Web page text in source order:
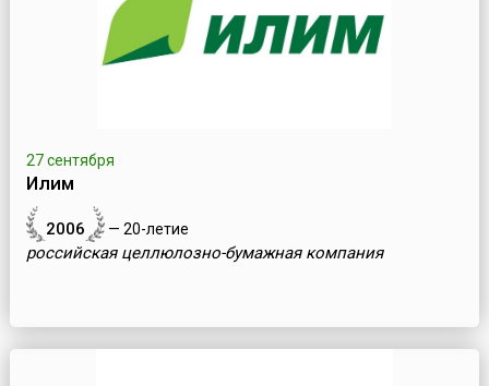
27 сентября
Илим
2006 — 20-летие
российская целлюлозно-бумажная компания